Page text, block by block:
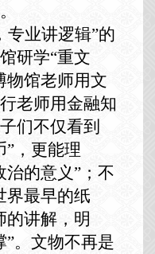
专业讲逻辑”的
研学“重文
物馆老师用文
老师用金融知
们不仅看到
”，更能理
治的意义”；不
界最早的纸
的讲解，明
”。文物不再是